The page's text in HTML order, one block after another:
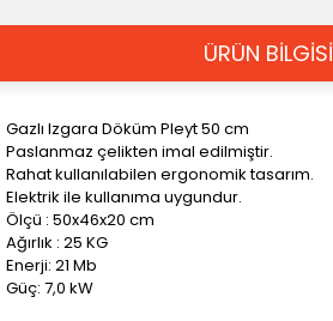
ÜRÜN BİLGİSİ
Gazlı Izgara Döküm Pleyt 50 cm
Paslanmaz çelikten imal edilmiştir.
Rahat kullanılabilen ergonomik tasarım.
Elektrik ile kullanıma uygundur.
Ölçü : 50x46x20 cm
Ağırlık : 25 KG
Enerji: 21 Mb
Güç: 7,0 kW